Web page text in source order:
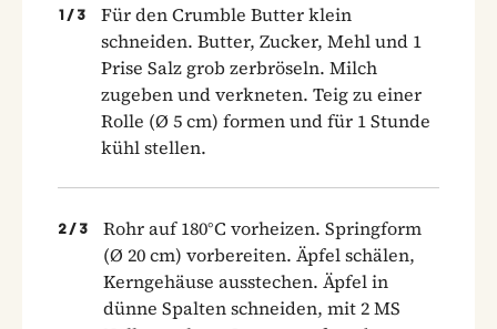
1 / 3
Für den Crumble Butter klein
schneiden. Butter, Zucker, Mehl und 1
Prise Salz grob zerbröseln. Milch
zugeben und verkneten. Teig zu einer
Rolle (Ø 5 cm) formen und für 1 Stunde
kühl stellen.
2 / 3
Rohr auf 180°C vorheizen. Springform
(Ø 20 cm) vorbereiten. Äpfel schälen,
Kerngehäuse ausstechen. Äpfel in
dünne Spalten schneiden, mit 2 MS